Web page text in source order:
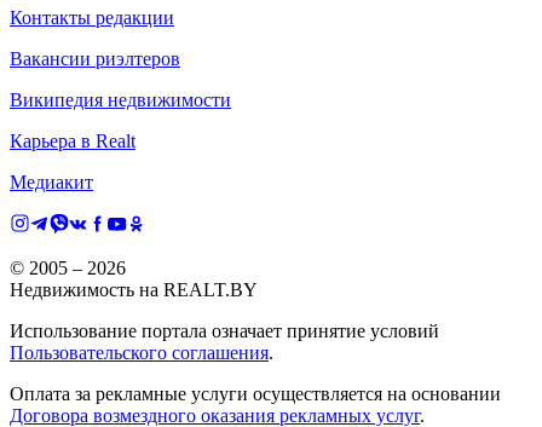
Контакты редакции
Вакансии риэлтеров
Википедия недвижимости
Карьера в Realt
Медиакит
© 2005 – 2026
Недвижимость на REALT.BY
Использование портала означает принятие условий
Пользовательского соглашения.
Оплата за рекламные услуги осуществляется на основании
Договора возмездного оказания рекламных услуг.